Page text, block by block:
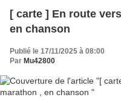
[ carte ] En route
en chanson
Publié le 17/11/2025 à 08:00
Par Mu42800